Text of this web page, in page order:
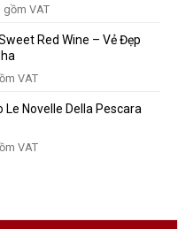
VNĐ.
VAT
Red Wine – Vẻ Đẹp
VAT
Le Novelle Della Pescara
VAT